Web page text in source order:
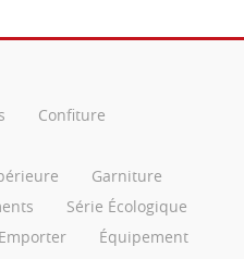
Confiture
Garniture
Série Écologique
Équipement